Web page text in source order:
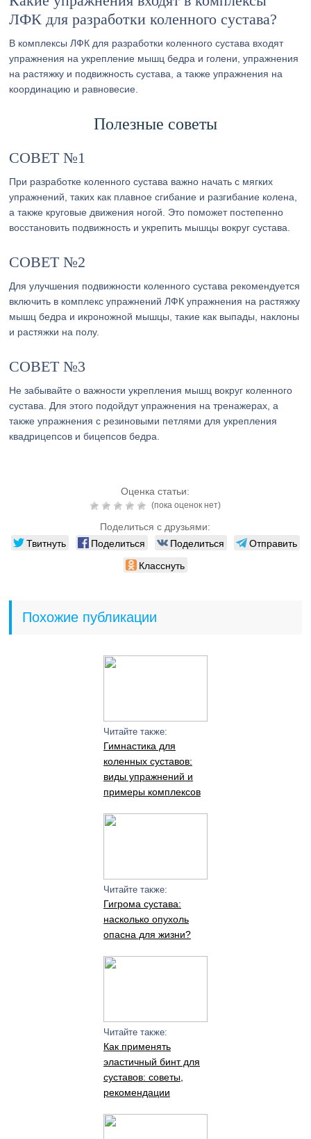
ЛФК для разработки коленного сустава?
В комплексы ЛФК для разработки коленного сустава входят
упражнения на укрепление мышц бедра и голени, упражнения
на растяжку и подвижность сустава, а также упражнения на
координацию и равновесие.
Полезные советы
СОВЕТ №1
При разработке коленного сустава важно начать с мягких
упражнений, таких как плавное сгибание и разгибание колена,
а также круговые движения ногой. Это поможет постепенно
восстановить подвижность и укрепить мышцы вокруг сустава.
СОВЕТ №2
Для улучшения подвижности коленного сустава рекомендуется
включить в комплекс упражнений ЛФК упражнения на растяжку
мышц бедра и икроножной мышцы, такие как выпады, наклоны
и растяжки на полу.
СОВЕТ №3
Не забывайте о важности укрепления мышц вокруг коленного
сустава. Для этого подойдут упражнения на тренажерах, а
также упражнения с резиновыми петлями для укрепления
квадрицепсов и бицепсов бедра.
Оценка статьи:
(пока оценок нет)
Поделиться с друзьями:
Твитнуть Поделиться Поделиться
Отправить
Класснуть
Похожие публикации
Читайте также:
Гимнастика для
коленных суставов:
виды упражнений и
примеры комплексов
Читайте также:
Гигрома сустава:
насколько опухоль
опасна для жизни?
Читайте также:
Как применять
эластичный бинт для
суставов: советы,
рекомендации